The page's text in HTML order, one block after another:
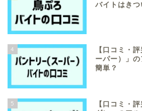
バイトはきつ
4
【口コミ・
ーパー）」
簡単？
5
【口コミ・